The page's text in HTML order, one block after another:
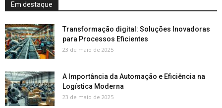
Em destaque
Transformação digital: Soluções Inovadoras
para Processos Eficientes
23 de maio de 2025
A Importância da Automação e Eficiência na
Logística Moderna
23 de maio de 2025